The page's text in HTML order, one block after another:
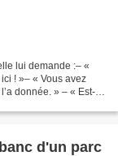
lui demande :– «
! »– « Vous avez
donnée. » – « Est-
d'un parc